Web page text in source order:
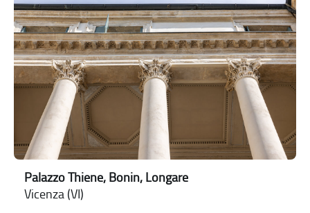
Palazzo Thiene, Bonin, Longare
Vicenza (VI)